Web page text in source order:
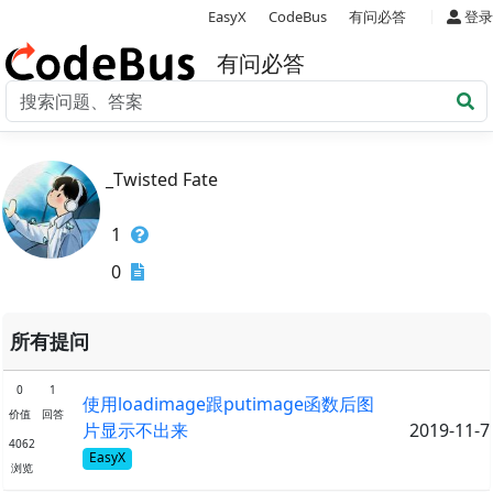
EasyX CodeBus 有问必答 登录
有问必答
_Twisted Fate
1
0
所有提问
0
价值
1
回答
4062
浏览
使用loadimage跟putimage函数后图
片显示不出来
EasyX
2019-11-7